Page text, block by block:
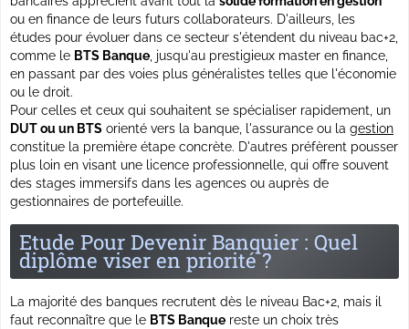
ou en finance de leurs futurs collaborateurs. D'ailleurs, les
études pour évoluer dans ce secteur s'étendent du niveau bac+2,
comme le BTS Banque , jusqu'au prestigieux master en finance,
en passant par des voies plus généralistes telles que l'économie
ou le droit.
Pour celles et ceux qui souhaitent se spécialiser rapidement, un
DUT ou un BTS orienté vers la banque, l'assurance ou la gestion
constitue la première étape concrète. D'autres préfèrent pousser
plus loin en visant une licence professionnelle, qui offre souvent
des stages immersifs dans les agences ou auprès de
gestionnaires de portefeuille.
Etude Pour Devenir Banquier : Quel
diplôme viser en priorité ?
La majorité des banques recrutent dès le niveau Bac+2, mais il
faut reconnaître que le BTS Banque reste un choix très